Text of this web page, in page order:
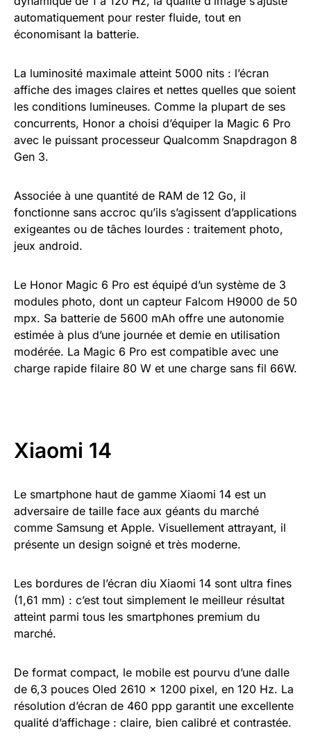
automatiquement pour rester fluide, tout en
économisant la batterie.
La luminosité maximale atteint 5000 nits : l’écran
affiche des images claires et nettes quelles que soient
les conditions lumineuses. Comme la plupart de ses
concurrents, Honor a choisi d’équiper la Magic 6 Pro
avec le puissant processeur Qualcomm Snapdragon 8
Gen 3.
Associée à une quantité de RAM de 12 Go, il
fonctionne sans accroc qu’ils s’agissent d’applications
exigeantes ou de tâches lourdes : traitement photo,
jeux android.
Le Honor Magic 6 Pro est équipé d’un système de 3
modules photo, dont un capteur Falcom H9000 de 50
mpx. Sa batterie de 5600 mAh offre une autonomie
estimée à plus d’une journée et demie en utilisation
modérée. La Magic 6 Pro est compatible avec une
charge rapide filaire 80 W et une charge sans fil 66W.
Xiaomi 14
Le smartphone haut de gamme Xiaomi 14 est un
adversaire de taille face aux géants du marché
comme Samsung et Apple. Visuellement attrayant, il
présente un design soigné et très moderne.
Les bordures de l’écran diu Xiaomi 14 sont ultra fines
(1,61 mm) : c’est tout simplement le meilleur résultat
atteint parmi tous les smartphones premium du
marché.
De format compact, le mobile est pourvu d’une dalle
de 6,3 pouces Oled 2610 x 1200 pixel, en 120 Hz. La
résolution d’écran de 460 ppp garantit une excellente
qualité d’affichage : claire, bien calibré et contrastée.